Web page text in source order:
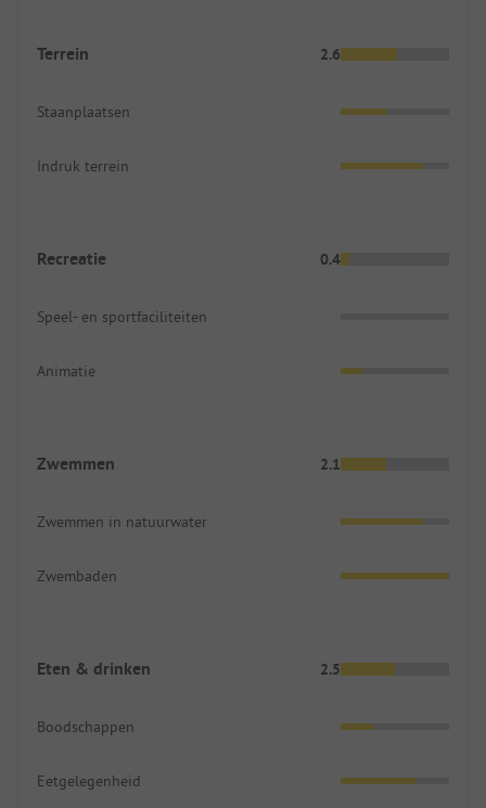
Terrein 2.6
Staanplaatsen
Indruk terrein
Recreatie 0.4
Speel- en sportfaciliteiten
Animatie
Zwemmen 2.1
Zwemmen in natuurwater
Zwembaden
Eten & drinken 2.5
Boodschappen
Eetgelegenheid